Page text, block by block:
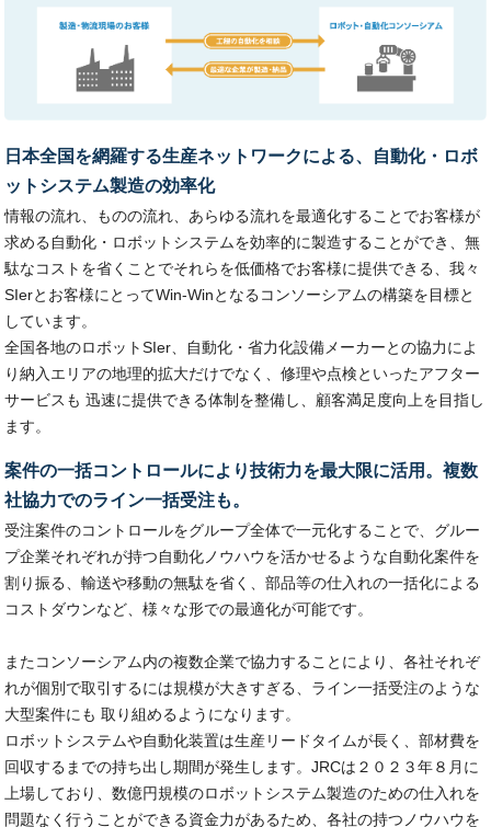
日本全国を網羅する生産ネットワークによる、自動化・ロボ
ットシステム製造の効率化
情報の流れ、ものの流れ、あらゆる流れを最適化することでお客様が
求める自動化・ロボットシステムを効率的に製造することができ、無
駄なコストを省くことでそれらを低価格でお客様に提供できる、我々
SIerとお客様にとってWin-Winとなるコンソーシアムの構築を目標と
しています。
全国各地のロボットSIer、自動化・省力化設備メーカーとの協力によ
り納入エリアの地理的拡大だけでなく、修理や点検といったアフター
サービスも 迅速に提供できる体制を整備し、顧客満足度向上を目指し
ます。
案件の一括コントロールにより技術力を最大限に活用。複数
社協力でのライン一括受注も。
受注案件のコントロールをグループ全体で一元化することで、グルー
プ企業それぞれが持つ自動化ノウハウを活かせるような自動化案件を
割り振る、輸送や移動の無駄を省く、部品等の仕入れの一括化による
コストダウンなど、様々な形での最適化が可能です。
またコンソーシアム内の複数企業で協力することにより、各社それぞ
れが個別で取引するには規模が大きすぎる、ライン一括受注のような
大型案件にも 取り組めるようになります。
ロボットシステムや自動化装置は生産リードタイムが長く、部材費を
回収するまでの持ち出し期間が発生します。JRCは２０２３年８月に
上場しており、数億円規模のロボットシステム製造のための仕入れを
問題なく行うことができる資金力があるため、各社の持つノウハウを